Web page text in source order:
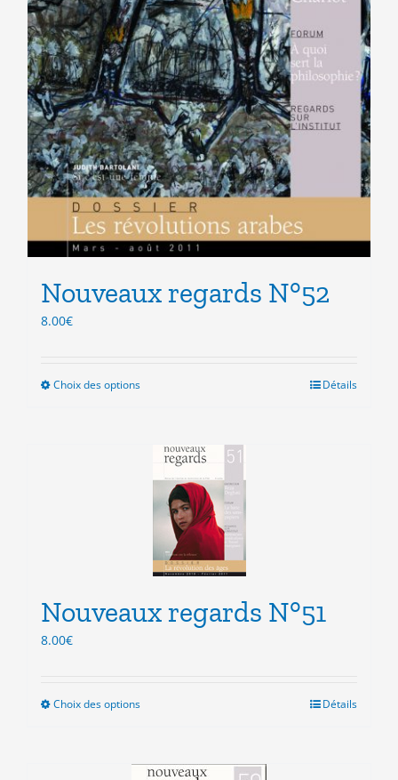
Nouveaux regards N°52
8.00€
Choix des optionsCe
plusieurs
variations.
Les
options
peuvent
choisies
sur
page
Détails
Nouveaux regards N°51
8.00€
Choix des optionsCe
plusieurs
Détails